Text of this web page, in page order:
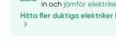
in och jämför
Hitta fler duktiga elektriker